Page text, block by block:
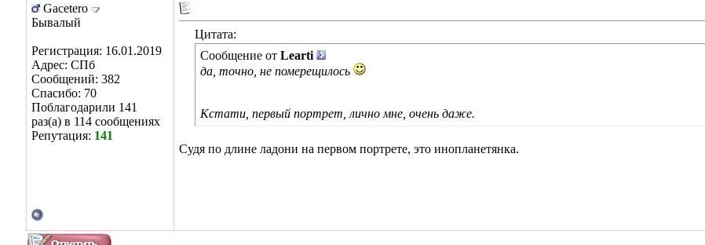
Gacetero
Бывалый
Регистрация: 16.01.2019
Адрес: СПб
Сообщений: 382
Спасибо: 70
Поблагодарили 141
раз(а) в 114 сообщениях
Репутация: 141
Цитата:
Сообщение от Learti
да, точно, не померещилось
Кстати, первый портрет, лично мне, очень даже.
Судя по длине ладони на первом портрете, это инопланетянка.